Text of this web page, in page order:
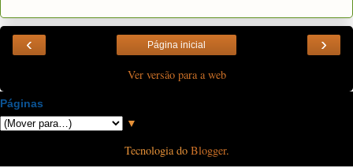
‹ ›
Página inicial
Ver versão para a web
Páginas
▼
Tecnologia do Blogger.